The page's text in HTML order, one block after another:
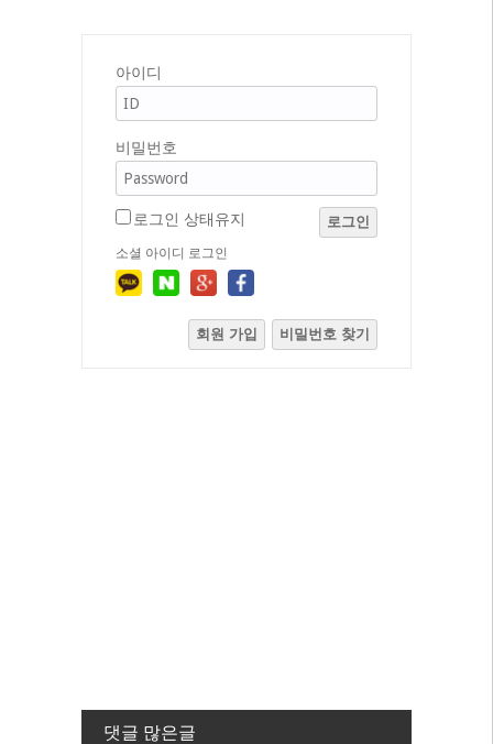
아이디
비밀번호
로그인 상태유지 로그인
소셜 아이디 로그인
회원 가입 비밀번호 찾기
댓글 많은글